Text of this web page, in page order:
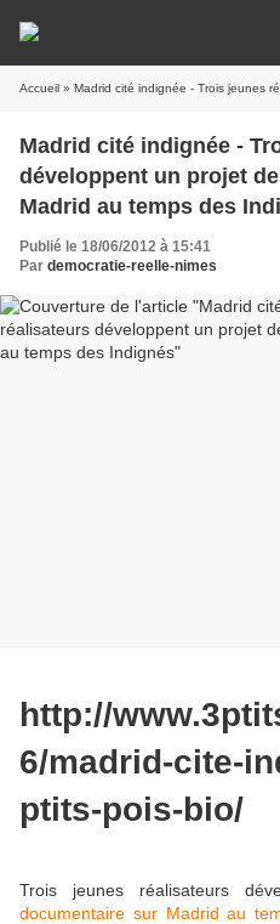
Accueil » Madrid cité indignée - Trois jeunes réalisateurs
Madrid cité indignée -
développent un projet
Madrid au temps des
Publié le 18/06/2012 à 15:41
Par democratie-reelle-nimes
http://
6/madrid-cite-
ptits-pois-bio/
Trois jeunes réalisateurs
documentaire sur Madrid au